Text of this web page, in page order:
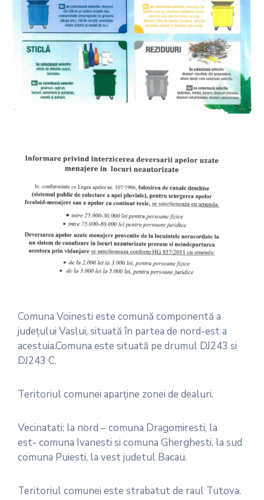
Comuna Voinesti este comună componentă a
judeţului Vaslui, situată în partea de nord-est a
acestuia.Comuna este situată pe drumul DJ243 si
DJ243 C.
Teritoriul comunei aparţine zonei de dealuri.
Vecinatati: la nord – comuna Dragomiresti, la
est- comuna Ivanesti si comuna Gherghesti, la sud
comuna Puiesti, la vest judetul Bacau.
Teritoriul comunei este strabatut de raul Tutova.